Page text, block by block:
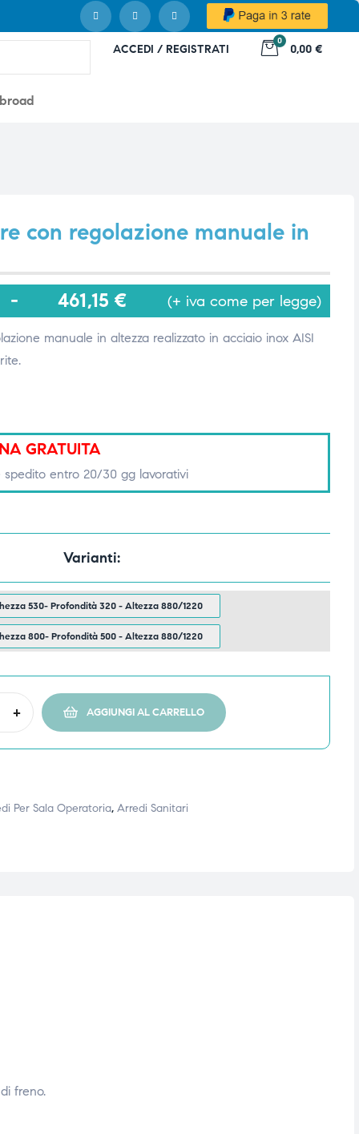
ACCEDI / REGISTRATI
0
0,00 €
con regolazione manuale in
- 461,15 € (+ iva come per legge)
manuale in altezza realizzato in acciaio inox AISI
GRATUITA
spedito entro 20/30 gg lavorativi
Varianti
530- Profondità 320 - Altezza 880/1220
800- Profondità 500 - Altezza 880/1220
+ AGGIUNGI AL CARRELLO
Per Sala Operatoria, Arredi Sanitari
freno.